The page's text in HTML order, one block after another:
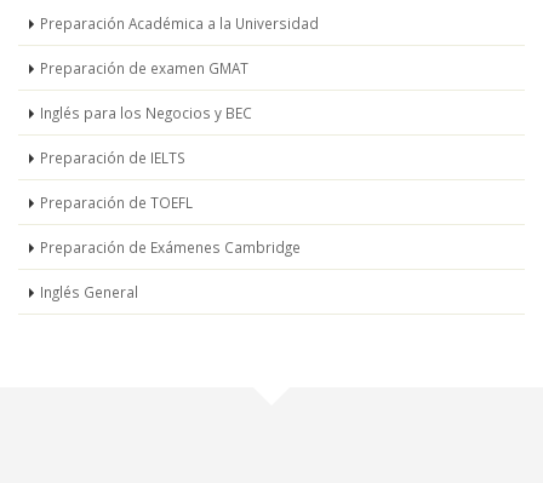
Preparación Académica a la Universidad
Preparación de examen GMAT
Inglés para los Negocios y BEC
Preparación de IELTS
Preparación de TOEFL
Preparación de Exámenes Cambridge
Inglés General